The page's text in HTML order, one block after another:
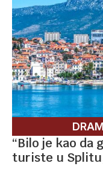
“Bilo je kao da
turiste u